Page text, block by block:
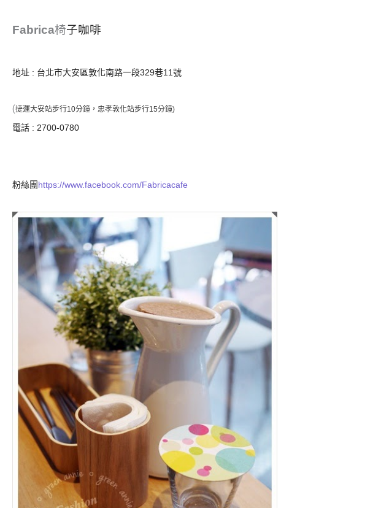
Fabrica椅子咖啡
地址 : 台北市大安區敦化南路一段329巷11號
(捷運大安站步行10分鐘，忠孝敦化站步行15分鐘)
電話 : 2700-0780
粉絲團https://www.facebook.com/Fabricacafe